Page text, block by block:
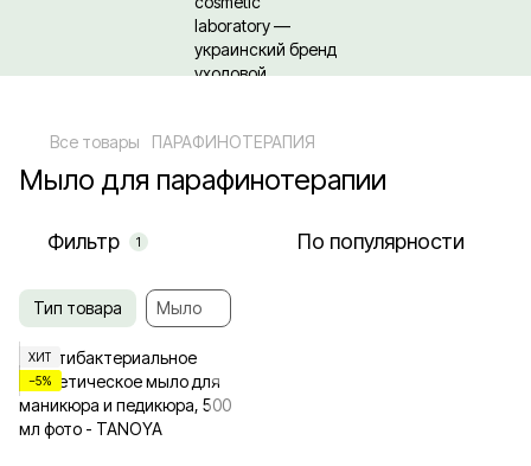
Все товары ПАРАФИНОТЕРАПИЯ
Мыло для парафинотерапии
Фильтр 1 По популярности
Тип товара Мыло
ХИТ
−5%